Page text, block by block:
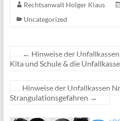
Rechtsanwalt Holger Klaus
Uncategorized
← Hinweise der
Kita und Schule & die
Hinweise der Unfallkassen
Strangulationsgefahren →